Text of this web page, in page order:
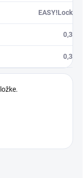
EASY!Lock
0,3
0,3